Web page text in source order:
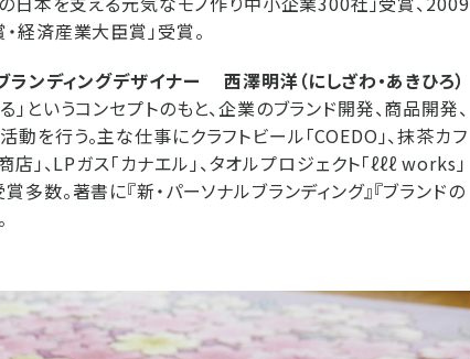
経済産業大臣賞」受賞。
ンディングデザイナー 西澤明洋（にしざわ・あきひろ）
というコンセプトのもと、企業のブランド開発、商品開発、
を行う。主な仕事にクラフトビール「COEDO」、抹茶カフ
」、LPガス「カナエル」、タオルプロジェクト「ℓℓℓ works」
数。著書に『新・パーソナルブランディング』『ブランドの